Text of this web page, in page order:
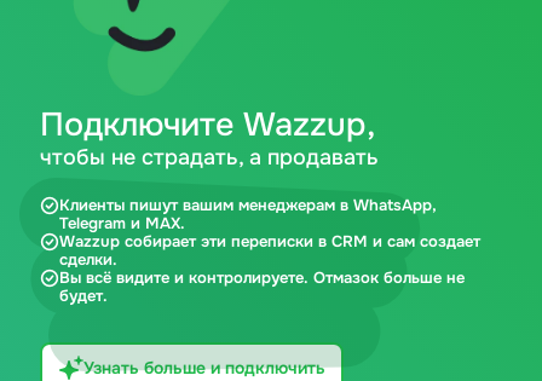
Подключите Wazzup,
чтобы не страдать, а продавать
Клиенты пишут вашим менеджерам в WhatsApp,
Telegram и MAX.
Wazzup собирает эти переписки в CRM и сам создает
сделки.
Вы всё видите и контролируете. Отмазок больше не
будет.
Узнать больше и подключить